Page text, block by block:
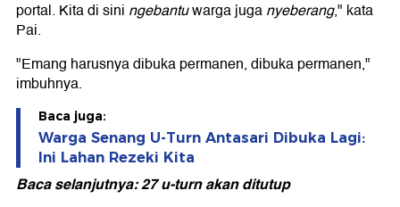
portal. Kita di sini ngebantuwarga juganyeberang," kata
Pai.
"Emang harusnya dibuka permanen, dibuka permanen,"
imbuhnya.
Baca juga:
Warga Senang U-Turn Antasari Dibuka Lagi:
Ini Lahan Rezeki Kita
Baca selanjutnya: 27 u-turn akan ditutup